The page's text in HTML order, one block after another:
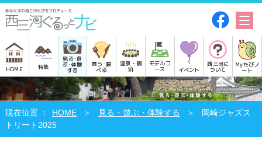
HOME 特集
見る･遊
ぶ･体験
する
買う･食
べる
温泉・宿
泊
モデルコ
ース イベント
西三河に
ついて
Myたびノ
ート
HOME 見る・遊ぶ・体験する
岡崎ジャズス
トリート2025